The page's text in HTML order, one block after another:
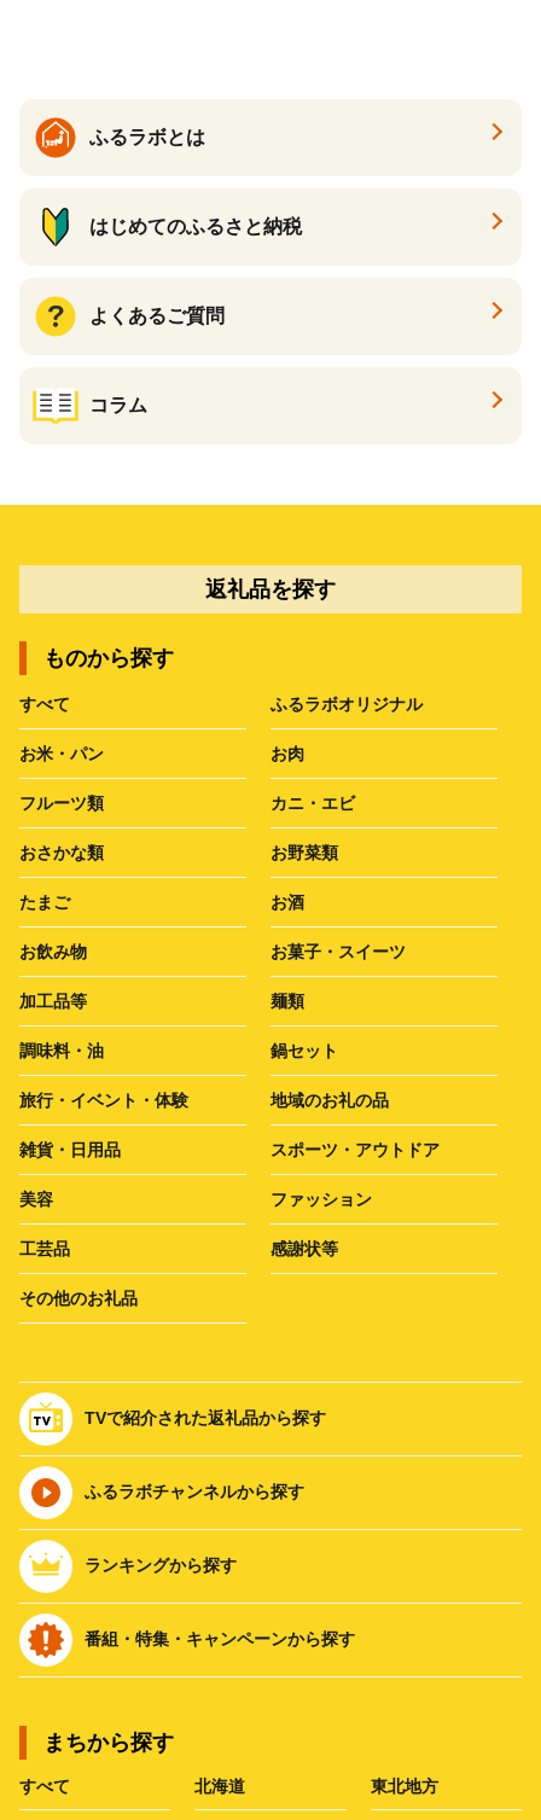
ギフト ふるさと納税 ）
ふるラボとは
はじめてのふるさと納税
よくあるご質問
コラム
返礼品を探す
ものから探す
すべて ふるラボオリジナル
お米・パン お肉
フルーツ類 カニ・エビ
おさかな類 お野菜類
たまご お酒
お飲み物 お菓子・スイーツ
加工品等 麺類
調味料・油 鍋セット
旅行・イベント・体験 地域のお礼の品
雑貨・日用品 スポーツ・アウトドア
美容 ファッション
工芸品 感謝状等
その他のお礼品
TVで紹介された返礼品から探す
ふるラボチャンネルから探す
ランキングから探す
番組・特集・キャンペーンから探す
まちから探す
すべて 北海道 東北地方